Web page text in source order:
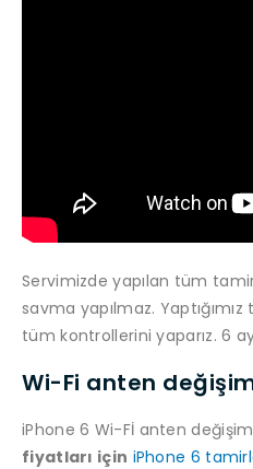
Servimizde yapılan tüm
savma yapılmaz.
tüm kontrollerini yaparız. 6
Wi-Fi anten
iPhone 6 Wi-Fİ anten
fiyatları için iPhone 6